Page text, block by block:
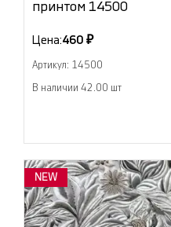
принтом 14500
Цена:460 ₽
Артикул: 14500
В наличии 42.00 шт
NEW